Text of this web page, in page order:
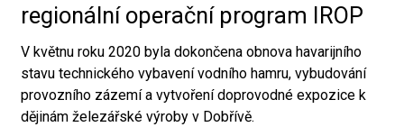
regionální operační program IROP
V květnu roku 2020 byla dokončena obnova havarijního
stavu technického vybavení vodního hamru, vybudování
provozního zázemí a vytvoření doprovodné expozice k
dějinám železářské výroby v Dobřívě.